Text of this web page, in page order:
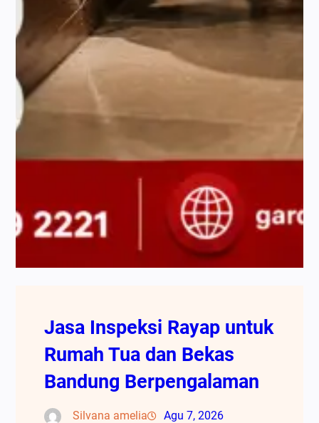
Jasa Inspeksi Rayap untuk
Rumah Tua dan Bekas
Bandung Berpengalaman
Silvana amelia Agu 7, 2026